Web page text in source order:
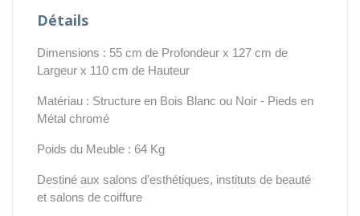
Détails
Dimensions : 55 cm de Profondeur x 127 cm de
Largeur x 110 cm de Hauteur
Matériau : Structure en Bois Blanc ou Noir - Pieds en
Métal chromé
Poids du Meuble : 64 Kg
Destiné aux salons d'esthétiques, instituts de beauté
et salons de coiffure